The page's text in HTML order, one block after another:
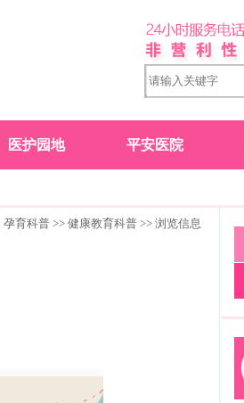
医护园地 平安医院
孕育科普 >> 健康教育科普 >> 浏览信息